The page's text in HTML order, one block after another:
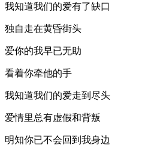
我知道我们的爱有了缺口
独自走在黄昏街头
爱你的我早已无助
看着你牵他的手
我知道我们的爱走到尽头
爱情里总有虚假和背叛
明知你已不会回到我身边